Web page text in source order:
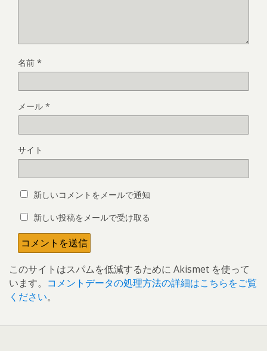
名前 *
メール *
サイト
新しいコメントをメールで通知
新しい投稿をメールで受け取る
このサイトはスパムを低減するために Akismet を使って
います。 コメントデータの処理方法の詳細はこちらをご覧
ください。